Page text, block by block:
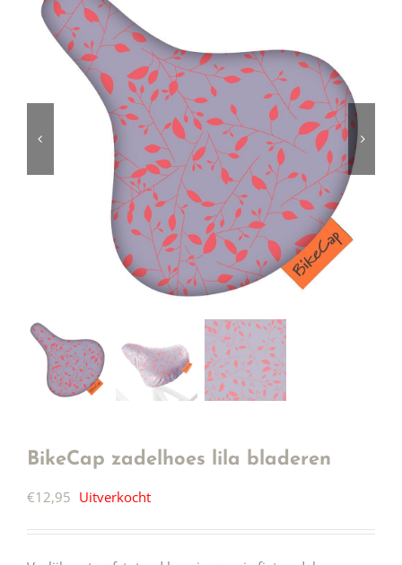
BikeCap zadelhoes lila bladeren
€12,95 Uitverkocht